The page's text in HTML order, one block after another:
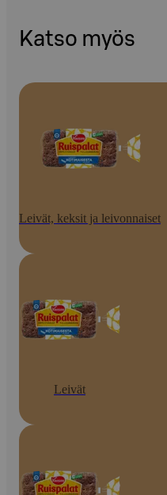
Katso myös
Leivät, keksit ja leivonnaiset
Leivät